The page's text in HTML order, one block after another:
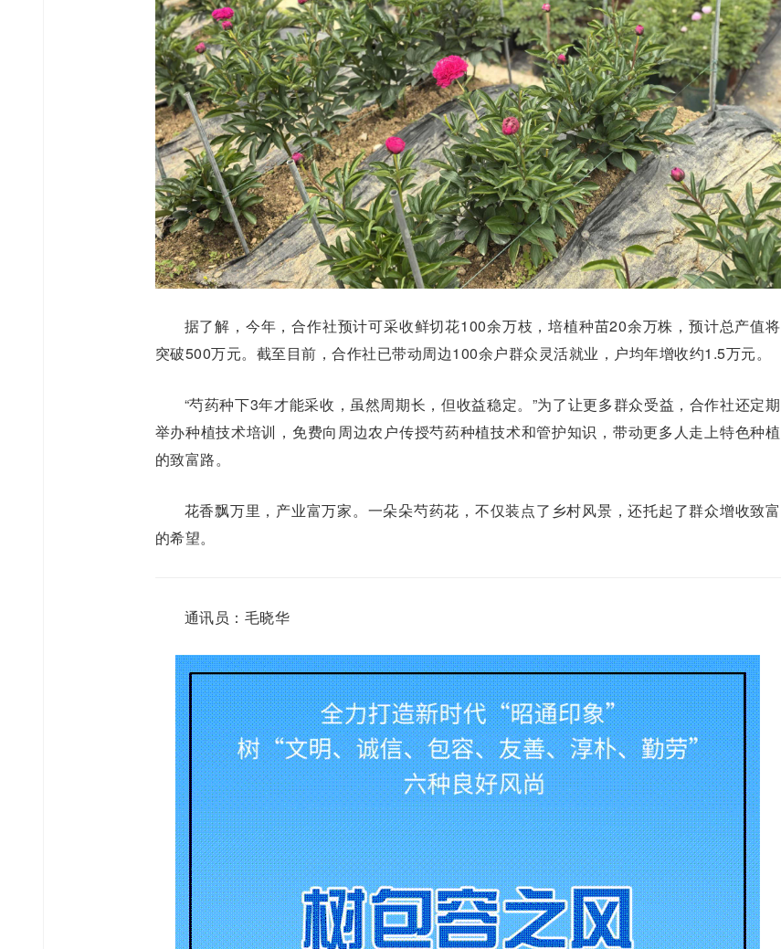
据了解，今年，合作社预计可采收鲜切花100余万枝，培植种苗20余万株，预计总产值将
突破500万元。截至目前，合作社已带动周边100余户群众灵活就业，户均年增收约1.5万元。
“芍药种下3年才能采收，虽然周期长，但收益稳定。”为了让更多群众受益，合作社还定期
举办种植技术培训，免费向周边农户传授芍药种植技术和管护知识，带动更多人走上特色种植
的致富路。
花香飘万里，产业富万家。一朵朵芍药花，不仅装点了乡村风景，还托起了群众增收致富
的希望。
通讯员：毛晓华